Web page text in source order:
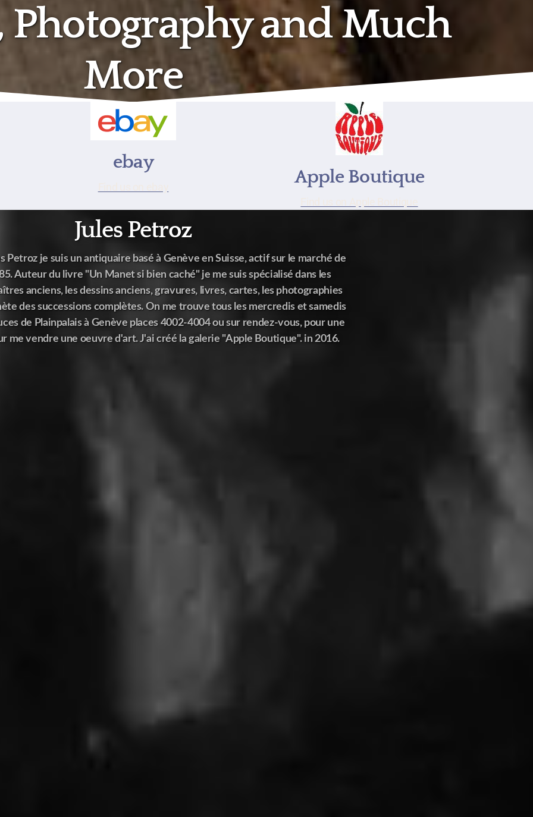
and Much
More
ebay
Apple Boutique
Jules Petroz
Petroz je suis un antiquaire basé à Genève en Suisse, actif sur le marché de
Auteur du livre "Un Manet si bien caché" je me suis spécialisé dans les
anciens, les dessins anciens, gravures, livres, cartes, les photographies
des successions complètes. On me trouve tous les mercredis et samedis
de Plainpalais à Genève places 4002-4004 ou sur rendez-vous, pour une
me vendre une oeuvre d'art. J'ai créé la galerie "Apple Boutique". in 2016.